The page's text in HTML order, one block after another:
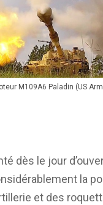
M109A6 Paladin (US
dès le jour
la
et des